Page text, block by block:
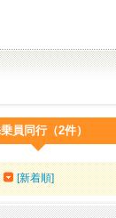
員同行（2件）
[新着順]